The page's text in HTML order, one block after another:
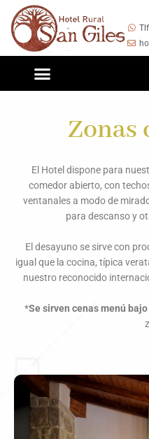
contenido
Zonas
El Hotel dispone para
comedor abierto, con
ventanales a modo de
para descanso y
El desayuno se sirve con
igual que la cocina, típica
nuestro reconocido
*Se sirven cenas menú